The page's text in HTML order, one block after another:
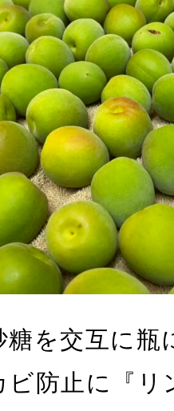
糖を交互に瓶
ビ防止に『リ